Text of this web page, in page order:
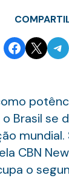
Share on Facebook
Email this Page
Brasil se
CBN
o